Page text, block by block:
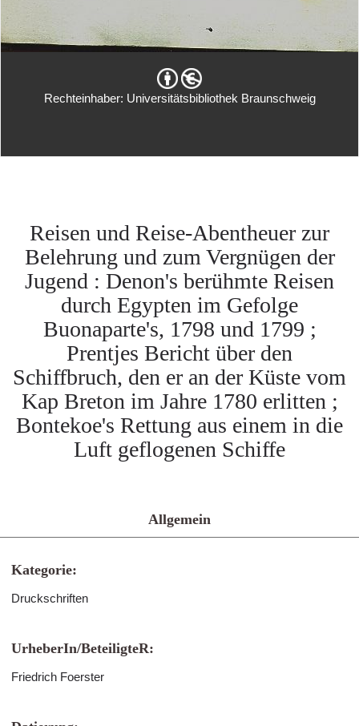
Rechteinhaber: Universitätsbibliothek Braunschweig
Reisen und Reise-Abentheuer zur
Belehrung und zum Vergnügen der
Jugend : Denon's berühmte Reisen
durch Egypten im Gefolge
Buonaparte's, 1798 und 1799 ;
Prentjes Bericht über den
Schiffbruch, den er an der Küste vom
Kap Breton im Jahre 1780 erlitten ;
Bontekoe's Rettung aus einem in die
Luft geflogenen Schiffe
Allgemein
Kategorie:
Druckschriften
UrheberIn/BeteiligteR:
Friedrich Foerster